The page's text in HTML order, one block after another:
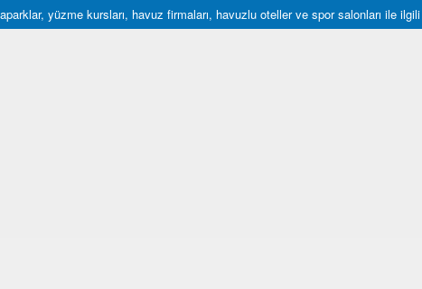
yüzme kursları, havuz firmaları, havuzlu oteller ve spor salonları ile